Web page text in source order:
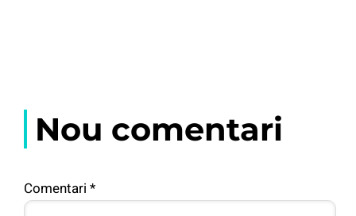
Nou comentari
Comentari *